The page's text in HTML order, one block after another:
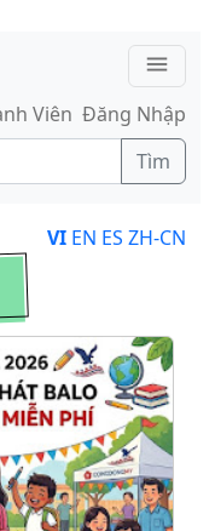
menu
Viên Đăng Nhập
Tìm
VI EN ES ZH-CN